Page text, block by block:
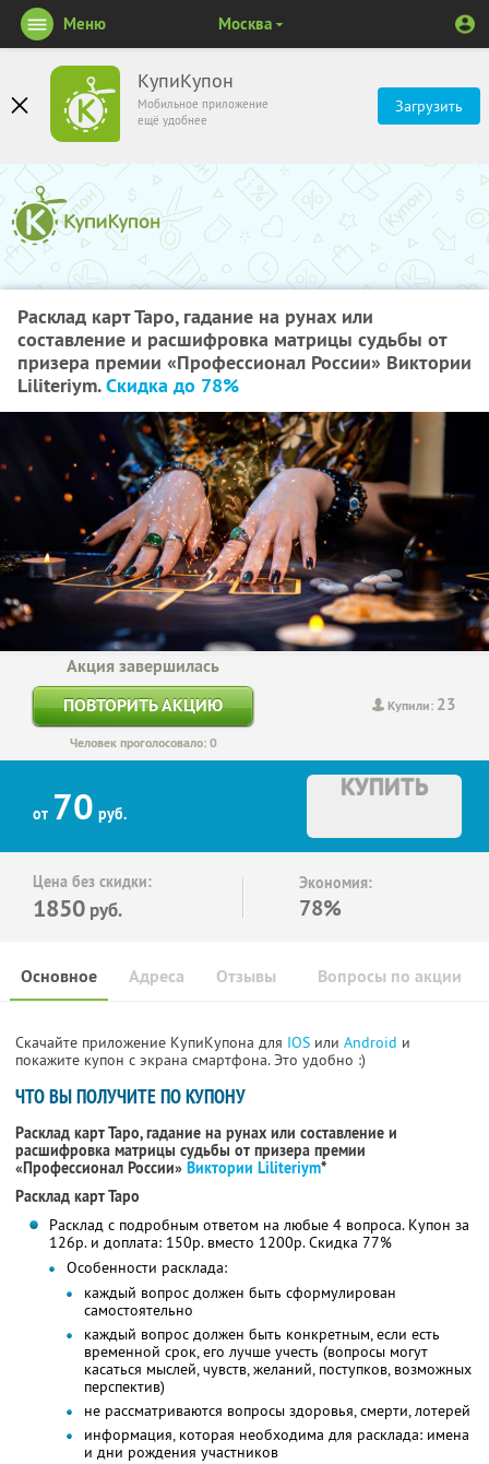
КупиКупон
Мобильное приложение
ещё удобнее
Загрузить
Меню Москва
Расклад карт Таро, гадание на рунах или
составление и расшифровка матрицы судьбы от
призера премии «Профессионал России» Виктории
Liliteriym.Скидка до 78%
Купили: 23
Акция завершилась
ПОВТОРИТЬ АКЦИЮ
Человек проголосовало: 0
от 70 руб.
КУПИТЬ
Цена без скидки:
1850 руб.
Экономия:
78%
Основное Отзывы Вопросы по акции
Адреса
Скачайте приложение КупиКупона для IOS или Android и
покажите купон с экрана смартфона. Это удобно :)
ЧТО ВЫ ПОЛУЧИТЕ ПО КУПОНУ
Расклад карт Таро, гадание на рунах или составление и
расшифровка матрицы судьбы от призера премии
«Профессионал России» Виктории Liliteriym*
Расклад карт Таро
Расклад с подробным ответом на любые 4 вопроса. Купон за
126р. и доплата: 150р. вместо 1200р. Скидка 77%
Особенности расклада:
каждый вопрос должен быть сформулирован
самостоятельно
каждый вопрос должен быть конкретным, если есть
временной срок, его лучше учесть (вопросы могут
касаться мыслей, чувств, желаний, поступков, возможных
перспектив)
не рассматриваются вопросы здоровья, смерти, лотерей
информация, которая необходима для расклада: имена
и дни рождения участников